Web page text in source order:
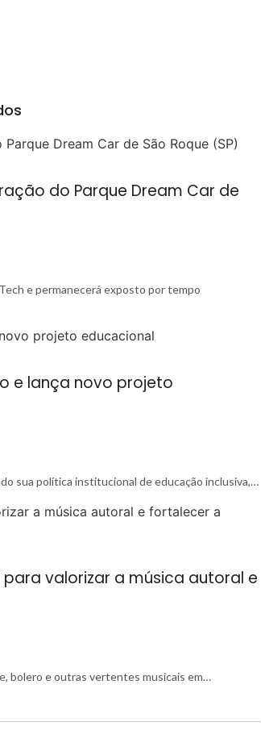
do Parque Dream Car de
e permanecerá exposto por tempo
e lança novo projeto
sua política institucional de educação inclusiva,…
para valorizar a música autoral e
bolero e outras vertentes musicais em…